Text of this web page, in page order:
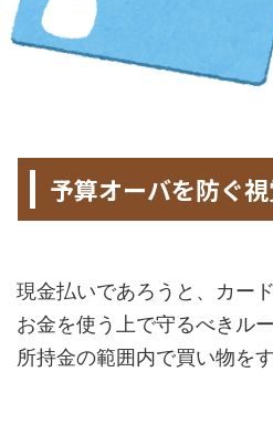
予算オーバを防ぐ
現金払いであろうと、カー
お金を使う上で守るべきルー
所持金の範囲内で買い物を